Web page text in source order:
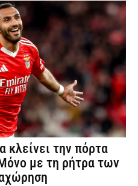
την πόρτα
με τη ρήτρα των